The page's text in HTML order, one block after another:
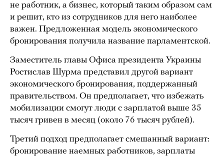
не работник, а бизнес, который таким образом сам
и решит, кто из сотрудников для него наиболее
важен. Предложенная модель экономического
бронирования получила название парламентской.
Заместитель главы Офиса президента Украины
Ростислав Шурма представил другой вариант
экономического бронирования, поддержанный
правительством. Он предполагает, что избежать
мобилизации смогут люди с зарплатой выше 35
тысяч гривен в месяц (около 76 тысяч рублей).
Третий подход предполагает смешанный вариант:
бронирование наемных работников, зарплаты